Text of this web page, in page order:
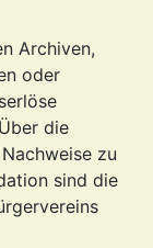
Archiven,
oder
die
zu
sind die